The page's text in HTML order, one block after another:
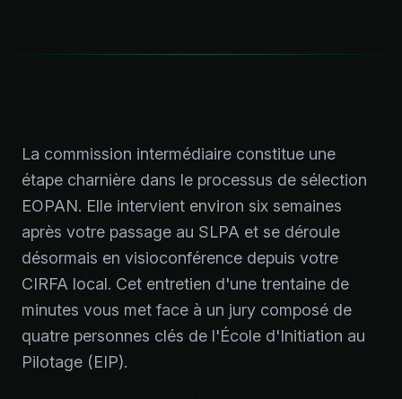
La commission intermédiaire constitue une
étape charnière dans le processus de sélection
EOPAN. Elle intervient environ six semaines
après votre passage au SLPA et se déroule
désormais en visioconférence depuis votre
CIRFA local. Cet entretien d'une trentaine de
minutes vous met face à un jury composé de
quatre personnes clés de l'École d'Initiation au
Pilotage (EIP).